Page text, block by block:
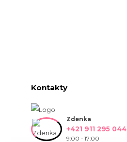
Kontakty
Zdenka
+421 911 295 044
9:00 - 17:00